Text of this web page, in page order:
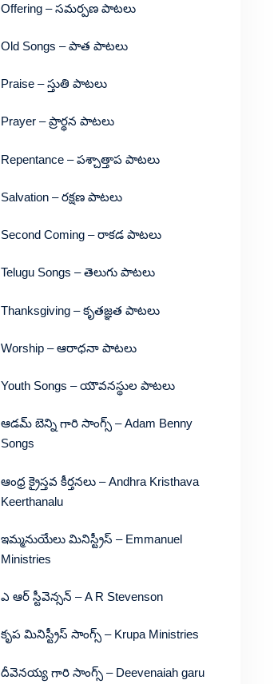
Offering – సమర్పణ పాటలు
Old Songs – పాత పాటలు
Praise – స్తుతి పాటలు
Prayer – ప్రార్థన పాటలు
Repentance – పశ్చాత్తాప పాటలు
Salvation – రక్షణ పాటలు
Second Coming – రాకడ పాటలు
Telugu Songs – తెలుగు పాటలు
Thanksgiving – కృతజ్ఞత పాటలు
Worship – ఆరాధనా పాటలు
Youth Songs – యౌవనస్థుల పాటలు
ఆడమ్ బెన్ని గారి సాంగ్స్ – Adam Benny
Songs
ఆంధ్ర క్రైస్తవ కీర్తనలు – Andhra Kristhava
Keerthanalu
ఇమ్మనుయేలు మినిస్ట్రీస్ – Emmanuel
Ministries
ఎ ఆర్ స్టీవెన్సన్ – A R Stevenson
కృప మినిస్ట్రీస్ సాంగ్స్ – Krupa Ministries
దీవెనయ్య గారి సాంగ్స్ – Deevenaiah garu